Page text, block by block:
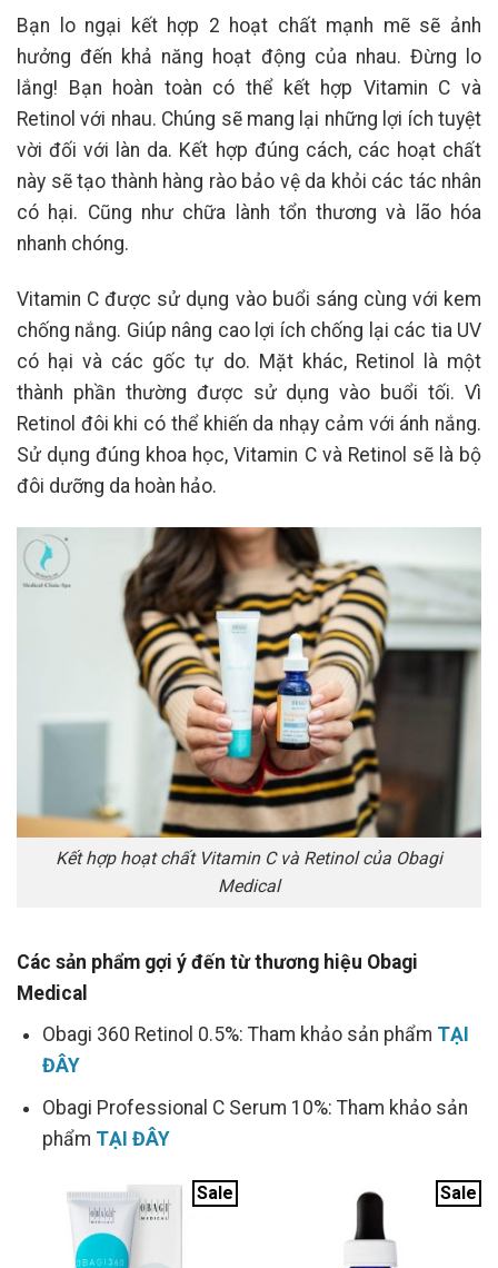
Bạn lo ngại kết hợp 2 hoạt chất mạnh mẽ sẽ ảnh
hưởng đến khả năng hoạt động của nhau. Đừng lo
lắng! Bạn hoàn toàn có thể kết hợp Vitamin C và
Retinol với nhau. Chúng sẽ mang lại những lợi ích tuyệt
vời đối với làn da. Kết hợp đúng cách, các hoạt chất
này sẽ tạo thành hàng rào bảo vệ da khỏi các tác nhân
có hại. Cũng như chữa lành tổn thương và lão hóa
nhanh chóng.
Vitamin C được sử dụng vào buổi sáng cùng với kem
chống nắng. Giúp nâng cao lợi ích chống lại các tia UV
có hại và các gốc tự do. Mặt khác, Retinol là một
thành phần thường được sử dụng vào buổi tối. Vì
Retinol đôi khi có thể khiến da nhạy cảm với ánh nắng.
Sử dụng đúng khoa học, Vitamin C và Retinol sẽ là bộ
đôi dưỡng da hoàn hảo.
Kết hợp hoạt chất Vitamin C và Retinol của Obagi
Medical
Các sản phẩm gợi ý đến từ thương hiệu Obagi
Medical
Obagi 360 Retinol 0.5%: Tham khảo sản phẩm TẠI
ĐÂY
Obagi Professional C Serum 10%: Tham khảo sản
phẩm TẠI ĐÂY
Sale Sale